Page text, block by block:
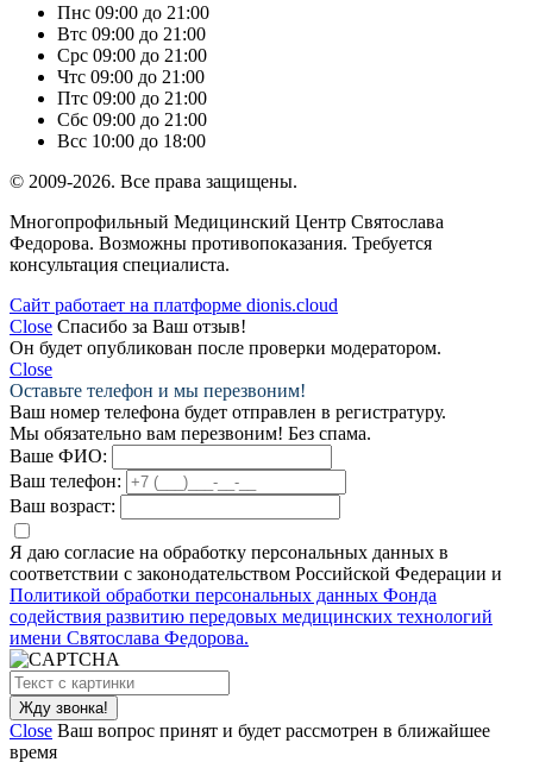
Пнс 09:00 до 21:00
Втс 09:00 до 21:00
Срс 09:00 до 21:00
Чтс 09:00 до 21:00
Птс 09:00 до 21:00
Сбс 09:00 до 21:00
Всс 10:00 до 18:00
© 2009-2026. Все права защищены.
Многопрофильный Медицинский Центр Святослава
Федорова. Возможны противопоказания. Требуется
консультация специалиста.
Сайт работает на платформе dionis.cloud
Close Спасибо за Ваш отзыв!
Он будет опубликован после проверки модератором.
Close
Оставьте телефон и мы перезвоним!
Ваш номер телефона будет отправлен в регистратуру.
Мы обязательно вам перезвоним! Без спама.
Ваше ФИО:
Ваш телефон:
Ваш возраст:
Я даю согласие на обработку персональных данных в
соответствии с законодательством Российской Федерации и
Политикой обработки персональных данных Фонда
содействия развитию передовых медицинских технологий
имени Святослава Федорова.
Close Ваш вопрос принят и будет рассмотрен в ближайшее
время